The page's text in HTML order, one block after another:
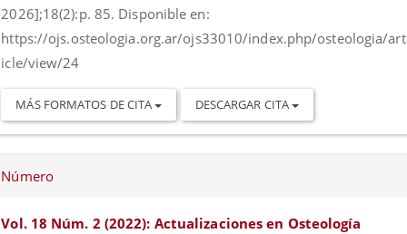
2026];18(2):p. 85. Disponible en:
https://ojs.osteologia.org.ar/ojs33010/index.php/osteologia/art
icle/view/24
MÁS FORMATOS DE CITA DESCARGAR CITA
Número
Vol. 18 Núm. 2 (2022): Actualizaciones en Osteología